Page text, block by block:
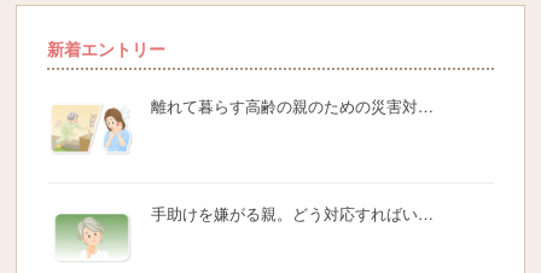
新着エントリー
離れて暮らす高齢の親のための災害対…
手助けを嫌がる親。どう対応すればい…